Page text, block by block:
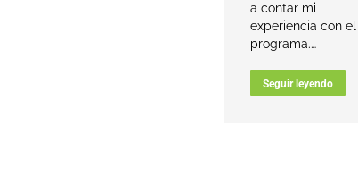
a contar mi
experiencia con el
programa.…
Seguir leyendo